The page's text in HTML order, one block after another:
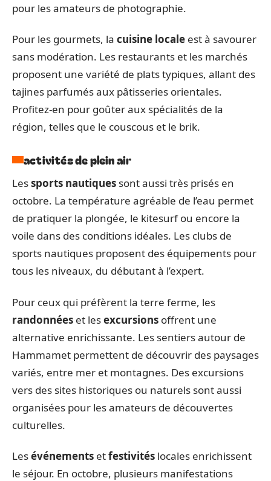
pour les amateurs de photographie.
Pour les gourmets, la cuisine locale est à savourer
sans modération. Les restaurants et les marchés
proposent une variété de plats typiques, allant des
tajines parfumés aux pâtisseries orientales.
Profitez-en pour goûter aux spécialités de la
région, telles que le couscous et le brik.
activités de plein air
Lessports nautiques sont aussi très prisés en
octobre. La température agréable de l’eau permet
de pratiquer la plongée, le kitesurf ou encore la
voile dans des conditions idéales. Les clubs de
sports nautiques proposent des équipements pour
tous les niveaux, du débutant à l’expert.
Pour ceux qui préfèrent la terre ferme, les
randonnées et lesexcursions offrent une
alternative enrichissante. Les sentiers autour de
Hammamet permettent de découvrir des paysages
variés, entre mer et montagnes. Des excursions
vers des sites historiques ou naturels sont aussi
organisées pour les amateurs de découvertes
culturelles.
Lesévénements etfestivités locales enrichissent
le séjour. En octobre, plusieurs manifestations